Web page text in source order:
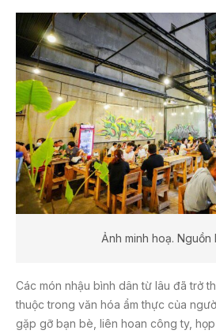
Ảnh minh hoạ. Nguồn
Các món nhậu bình dân từ lâu đã trở
thuộc trong văn hóa ẩm thực của
gặp gỡ bạn bè, liên hoan công ty,